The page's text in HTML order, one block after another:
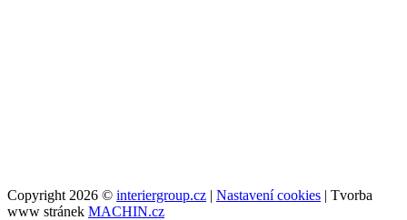
Copyright 2026 © interiergroup.cz | Nastavení cookies | Tvorba
www stránek MACHIN.cz